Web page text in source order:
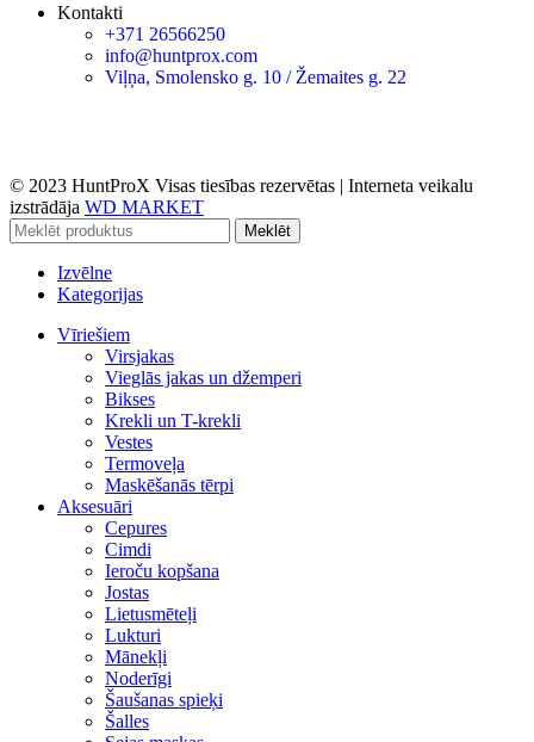
Kontakti
+371 26566250
info@huntprox.com
Viļņa, Smolensko g. 10 / Žemaites g. 22
© 2023 HuntProX Visas tiesības rezervētas | Interneta veikalu
izstrādāja WD MARKET
Meklēt
Izvēlne
Kategorijas
Vīriešiem
Virsjakas
Vieglās jakas un džemperi
Bikses
Krekli un T-krekli
Vestes
Termoveļa
Maskēšanās tērpi
Aksesuāri
Cepures
Cimdi
Ieroču kopšana
Jostas
Lietusmēteļi
Lukturi
Mānekļi
Noderīgi
Šaušanas spieķi
Šalles